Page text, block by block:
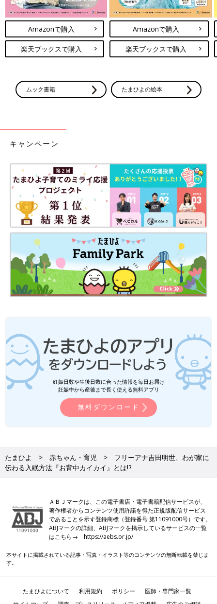
Amazonで購入
楽天ブックスで購入
Amazonで購入
楽天ブックスで購入
ムック書籍 たまひよの絵本
キャンペーン
妊娠日数や生後日数に合った情報を毎日お届け
妊娠中から産後まで長く使える無料アプリ
無料ダウンロード
たまひよ 赤ちゃん・育児
フリーアナ吉田明世、わが家に
伝わる入眠方法『お背中カイカイ』とは⁉
ＡＢＪマークは、この電子書店・電子書籍配信サービスが、
著作権者からコンテンツ使用許諾を得た正規版配信サービス
であることを示す登録商標（登録番号 第11091000号）です。
ABJマークの詳細、ABJマークを掲示しているサービスの一覧
はこちら→https://aebs.or.jp/
本サイトに掲載されている記事・写真・イラスト等のコンテンツの無断転載を禁じま
す。
たまひよについて 利用規約 ポリシー
医師・専門家一覧